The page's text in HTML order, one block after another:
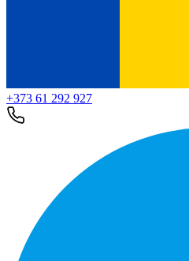
+373 61 292 927